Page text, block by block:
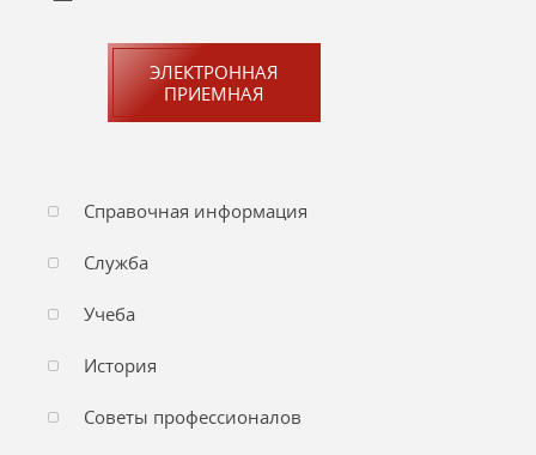
ЭЛЕКТРОННАЯ
ПРИЕМНАЯ
Справочная информация
Служба
Учеба
История
Советы профессионалов